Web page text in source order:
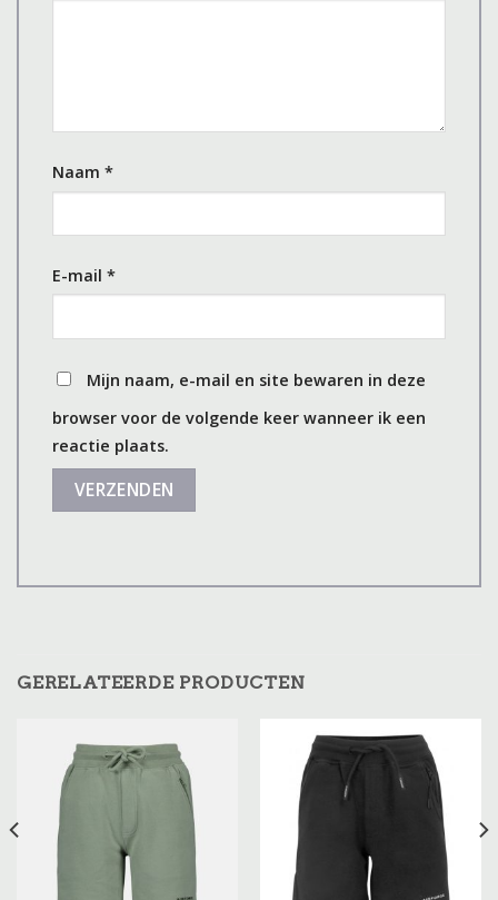
Naam *
E-mail *
Mijn naam, e-mail en site bewaren in deze
browser voor de volgende keer wanneer ik een
reactie plaats.
GERELATEERDE PRODUCTEN